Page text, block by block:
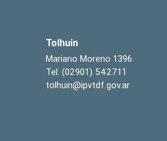
Tolhuin
Mariano Moreno 1396
Tel: (02901) 542711
tolhuin@ipvtdf.gov.ar